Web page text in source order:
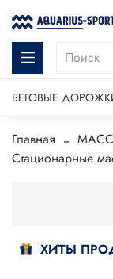
БЕГОВЫЕ
Главная
Стационарные
ХИТЫ